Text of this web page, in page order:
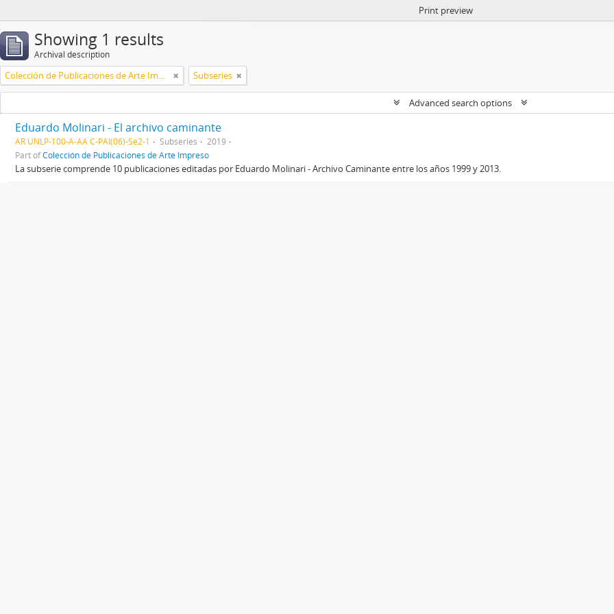
Print preview
Showing 1 results
Archival description
Colección de Publicaciones de Arte Impreso Subseries
Advanced search options
Eduardo Molinari - El archivo caminante
AR UNLP-100-A-AA C-PAI(06)-Se2-1 Subseries
2019
Part ofColección de Publicaciones de Arte Impreso
La subserie comprende 10 publicaciones editadas por Eduardo Molinari - Archivo Caminante entre los años 1999 y 2013.